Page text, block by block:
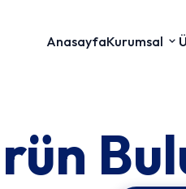
AnasayfaKurumsal